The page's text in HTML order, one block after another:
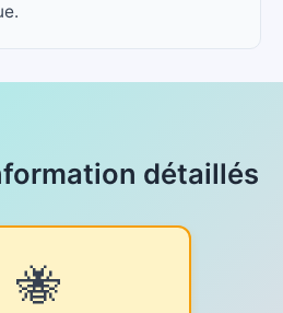
détaillés
🐝